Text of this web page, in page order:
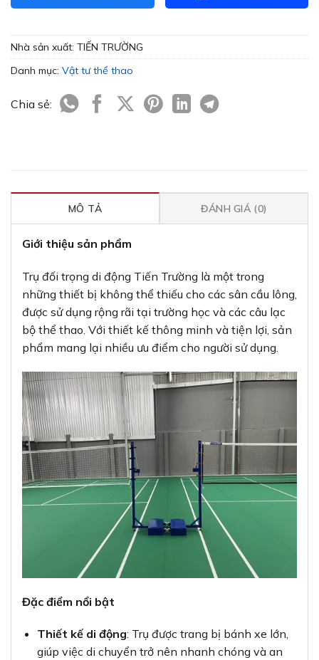
Nhà sản xuất: TIẾN TRƯỜNG
Danh mục: Vật tư thể thao
Chia sẻ:
MÔ TẢ ĐÁNH GIÁ (0)
Giới thiệu sản phẩm
Trụ đối trọng di động Tiến Trường là một trong
những thiết bị không thể thiếu cho các sân cầu lông,
được sử dụng rộng rãi tại trường học và các câu lạc
bộ thể thao. Với thiết kế thông minh và tiện lợi, sản
phẩm mang lại nhiều ưu điểm cho người sử dụng.
Đặc điểm nổi bật
Thiết kế di động: Trụ được trang bị bánh xe lớn,
giúp việc di chuyển trở nên nhanh chóng và an